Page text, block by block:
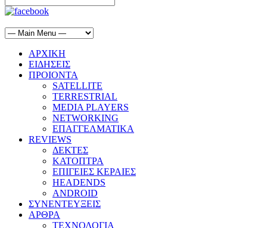
ΑΡΧΙΚΗ
ΕΙΔΗΣΕΙΣ
ΠΡΟΙΟΝΤΑ
SATELLITE
TERRESTRIAL
MEDIA PLAYERS
NETWORKING
ΕΠΑΓΓΕΛΜΑΤΙΚΑ
REVIEWS
ΔΕΚΤΕΣ
ΚΑΤΟΠΤΡΑ
ΕΠΙΓΕΙΕΣ ΚΕΡΑΙΕΣ
HEADENDS
ANDROID
ΣΥΝΕΝΤΕΥΞΕΙΣ
ΑΡΘΡΑ
ΤΕΧΝΟΛΟΓΙΑ